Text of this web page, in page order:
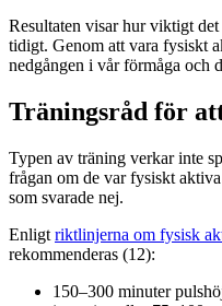
Resultaten visar hur viktigt
tidigt. Genom att vara fysiskt
nedgången i vår förmåga och
Träningsråd för
Typen av träning verkar inte
frågan om de var fysiskt
som svarade nej.
Enligt riktlinjerna om fysisk
rekommenderas (12):
150–300 minuter